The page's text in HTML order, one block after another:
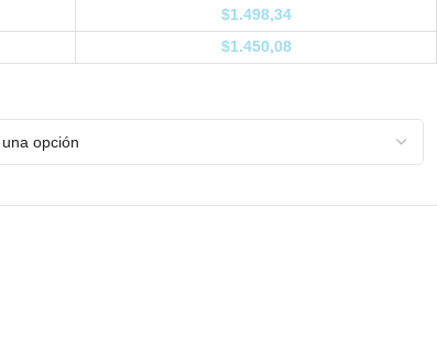
$1.498,34
$1.450,08